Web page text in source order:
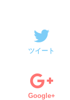
ツイート
Google+